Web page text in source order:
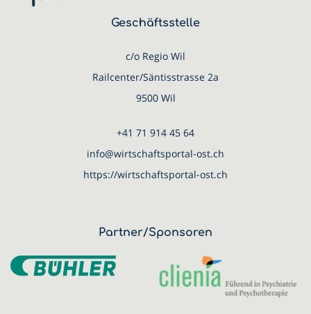
Geschäftsstelle
c/o Regio Wil
Railcenter/Säntisstrasse 2a
9500 Wil
+41 71 914 45 64
info@wirtschaftsportal-ost.ch
https://wirtschaftsportal-ost.ch
Partner/Sponsoren